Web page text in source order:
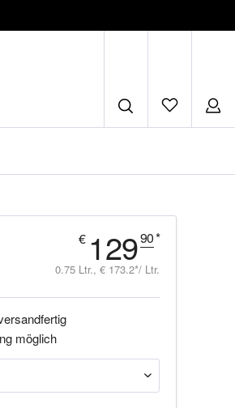
€ 12990*
0.75 Ltr., € 173.2*/ Ltr.
möglich